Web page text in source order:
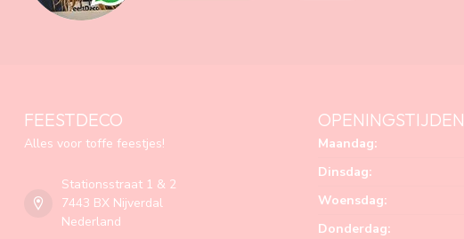
FEESTDECO
Alles voor toffe feestjes!
Stationsstraat 1 & 2
7443 BX Nijverdal
Nederland
OPENINGSTIJDEN
Maandag:
Dinsdag:
Woensdag:
Donderdag: